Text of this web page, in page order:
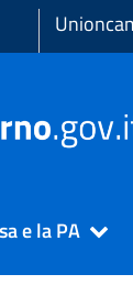
e la PA